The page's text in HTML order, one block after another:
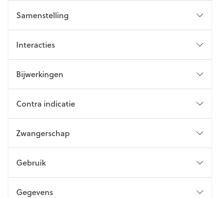
Samenstelling
Interacties
Bijwerkingen
Contra indicatie
Zwangerschap
Gebruik
Gegevens